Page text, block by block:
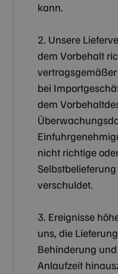
kann.
2. Unsere
dem Vorbehalt
bei
dem
nicht richtige
verschuldet.
3. Ereignisse
uns, die
Behinderung
Anlaufzeit